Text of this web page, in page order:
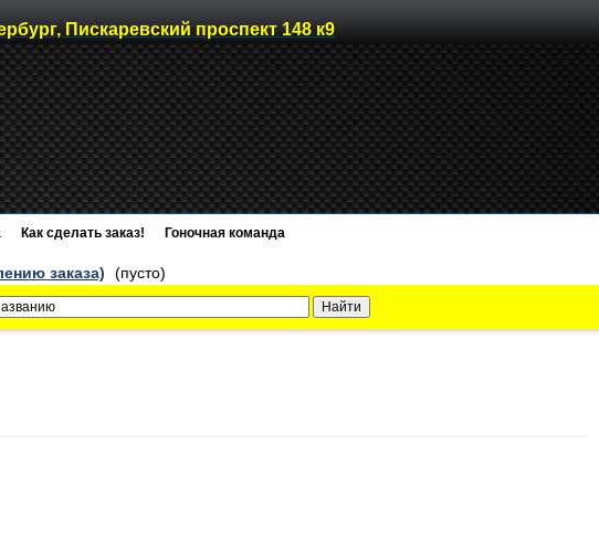
Пискаревский проспект 148 к9
Как сделать заказ! Гоночная команда
заказа) (пусто)